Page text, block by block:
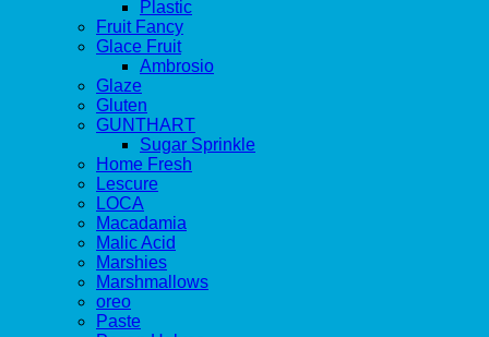
Plastic
Fruit Fancy
Glace Fruit
Ambrosio
Glaze
Gluten
GUNTHART
Sugar Sprinkle
Home Fresh
Lescure
LOCA
Macadamia
Malic Acid
Marshies
Marshmallows
oreo
Paste